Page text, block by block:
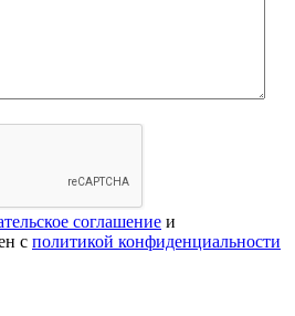
соглашение и
с политикой конфиденциальности